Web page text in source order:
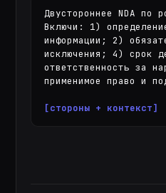
Двустороннее NDA по
Включи: 1)
информации; 2)
исключения; 4) срок
ответственность за
применимое право и
[стороны + контекст]